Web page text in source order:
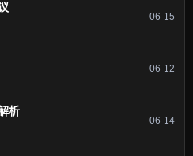
06-15
06-12
析
06-14